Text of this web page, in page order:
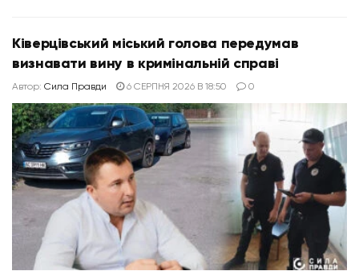
Ківерцівський міський голова передумав
визнавати вину в кримінальній справі
Автор: Сила Правди 6 СЕРПНЯ 2026 В 18:50 0